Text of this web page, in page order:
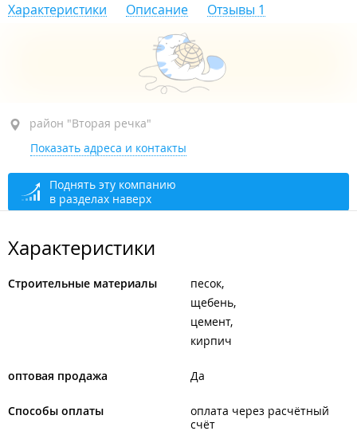
Характеристики Описание Отзывы 1
район "Вторая речка", ул. Лесная, 12 стр. 11
открыто: 09:30–18:00
район "Вторая речка"
Показать адреса и контакты
Поднять эту компанию
в разделах наверх
Характеристики
Строительные материалы
песок
щебень
цемент
кирпич
оптовая продажа Да
Способы оплаты
оплата через расчётный
счёт